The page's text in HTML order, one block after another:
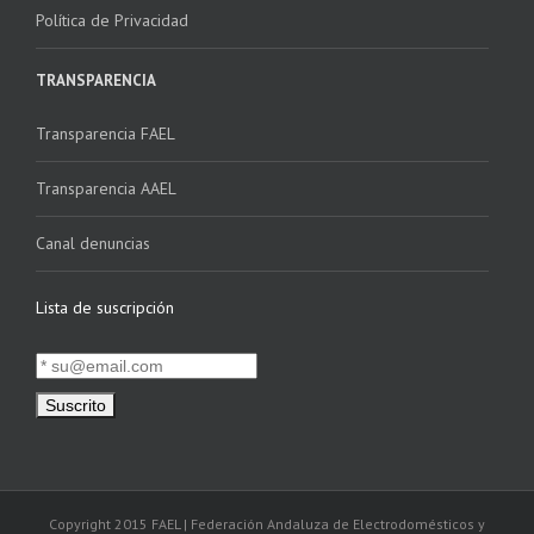
Política de Privacidad
TRANSPARENCIA
Transparencia FAEL
Transparencia AAEL
Canal denuncias
Lista de suscripción
Copyright 2015 FAEL | Federación Andaluza de Electrodomésticos y